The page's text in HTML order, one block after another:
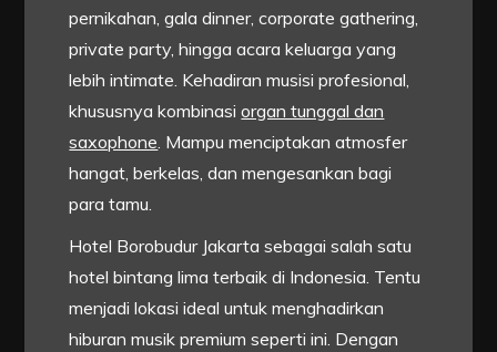
pernikahan, gala dinner, corporate gathering,
private party, hingga acara keluarga yang
lebih intimate. Kehadiran musisi profesional,
khususnya kombinasiorgan tunggal dan
saxophone. Mampu menciptakan atmosfer
hangat, berkelas, dan mengesankan bagi
para tamu.
Hotel Borobudur Jakarta sebagai salah satu
hotel bintang lima terbaik di Indonesia. Tentu
menjadi lokasi ideal untuk menghadirkan
hiburan musik premium seperti ini. Dengan